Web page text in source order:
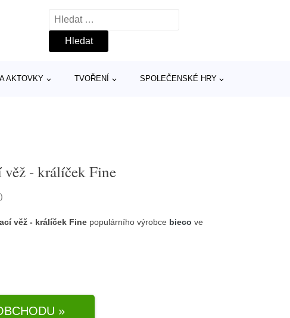
Vyhledávání
AKTOVKY TVOŘENÍ SPOLEČENSKÉ HRY
věž - králíček Fine
)
věž - králíček Fine populárního výrobce bieco ve
»